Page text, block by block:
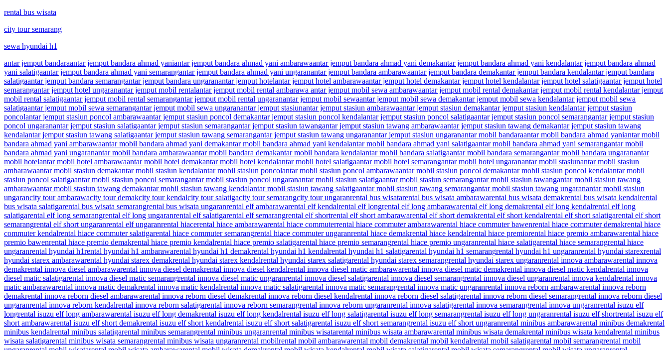
rental bus wisata
city tour semarang
sewa hyundai h1
antar jemput bandaraantar jemput bandara ahmad yaniantar jemput bandara ahmad yani ambarawaantar jemput bandara ahmad yani demakantar jemput bandara ahmad yani kendalantar jemput bandara ahmad
yani salatigaantar jemput bandara ahmad yani semarangantar jemput bandara ahmad yani ungaranantar jemput bandara ambarawaantar jemput bandara demakantar jemput bandara kendalantar jemput bandara
salatigaantar jemput bandara semarangantar jemput bandara ungaranantar jemput hotelantar jemput hotel ambarawaantar jemput hotel demakantar jemput hotel kendalantar jemput hotel salatigaantar jemput hotel
semarangantar jemput hotel ungaranantar jemput mobil rentalantar jemput mobil rental ambarawa antar jemput mobil sewa ambarawaantar jemput mobil rental demakantar jemput mobil rental kendalantar jemput
mobil rental salatigaantar jemput mobil rental semarangantar jemput mobil rental ungaranantar jemput mobil sewaantar jemput mobil sewa demakantar jemput mobil sewa kendalantar jemput mobil sewa
salatigaantar jemput mobil sewa semarangantar jemput mobil sewa ungaranantar jemput stasiunantar jemput stasiun ambarawaantar jemput stasiun demakantar jemput stasiun kendalantar jemput stasiun
poncolantar jemput stasiun poncol ambarawaantar jemput stasiun poncol demakantar jemput stasiun poncol kendalantar jemput stasiun poncol salatigaantar jemput stasiun poncol semarangantar jemput stasiun
poncol ungaranantar jemput stasiun salatigaantar jemput stasiun semarangantar jemput stasiun tawangantar jemput stasiun tawang ambarawaantar jemput stasiun tawang demakantar jemput stasiun tawang
kendalantar jemput stasiun tawang salatigaantar jemput stasiun tawang semarangantar jemput stasiun tawang ungaranantar jemput stasiun ungaranantar mobil bandaraantar mobil bandara ahmad yaniantar mobil
bandara ahmad yani ambarawaantar mobil bandara ahmad yani demakantar mobil bandara ahmad yani kendalantar mobil bandara ahmad yani salatigaantar mobil bandara ahmad yani semarangantar mobil
bandara ahmad yani ungaranantar mobil bandara ambarawaantar mobil bandara demakantar mobil bandara kendalantar mobil bandara salatigaantar mobil bandara semarangantar mobil bandara ungaranantar
mobil hotelantar mobil hotel ambarawaantar mobil hotel demakantar mobil hotel kendalantar mobil hotel salatigaantar mobil hotel semarangantar mobil hotel ungaranantar mobil stasiunantar mobil stasiun
ambarawaantar mobil stasiun demakantar mobil stasiun kendalantar mobil stasiun poncolantar mobil stasiun poncol ambarawaantar mobil stasiun poncol demakantar mobil stasiun poncol kendalantar mobil
stasiun poncol salatigaantar mobil stasiun poncol semarangantar mobil stasiun poncol ungaranantar mobil stasiun salatigaantar mobil stasiun semarangantar mobil stasiun tawangantar mobil stasiun tawang
ambarawaantar mobil stasiun tawang demakantar mobil stasiun tawang kendalantar mobil stasiun tawang salatigaantar mobil stasiun tawang semarangantar mobil stasiun tawang ungaranantar mobil stasiun
ungarancity tour ambarawacity tour demakcity tour kendalcity tour salatigacity tour semarangcity tour ungaranrental bus wisatarental bus wisata ambarawarental bus wisata demakrental bus wisata kendalrental
bus wisata salatigarental bus wisata semarangrental bus wisata ungaranrental elf ambarawarental elf kendalrental elf longrental elf long ambarawarental elf long demakrental elf long kendalrental elf long
salatigarental elf long semarangrental elf long ungaranrental elf salatigarental elf semarangrental elf shortrental elf short ambarawarental elf short demakrental elf short kendalrental elf short salatigarental elf short
semarangrental elf short ungaranrental elf ungaranrental hiacerental hiace ambarawarental hiace commuterrental hiace commuter ambarawarental hiace commuter bawenrental hiace commuter demakrental hiace
commuter kendalrental hiace commuter salatigarental hiace commuter semarangrental hiace commuter ungaranrental hiace demakrental hiace kendalrental hiace premiorental hiace premio ambarawarental hiace
premio bawenrental hiace premio demakrental hiace premio kendalrental hiace premio salatigarental hiace premio semarangrental hiace premio ungaranrental hiace salatigarental hiace semarangrental hiace
ungaranrental hyundai h1rental hyundai h1 ambarawarental hyundai h1 demakrental hyundai h1 kendalrental hyundai h1 salatigarental hyundai h1 semarangrental hyundai h1 ungaranrental hyundai starexrental
hyundai starex ambarawarental hyundai starex demakrental hyundai starex kendalrental hyundai starex salatigarental hyundai starex semarangrental hyundai starex ungaranrental innova ambarawarental innova
demakrental innova diesel ambarawarental innova diesel demakrental innova diesel kendalrental innova diesel matic ambarawarental innova diesel matic demakrental innova diesel matic kendalrental innova
diesel matic salatigarental innova diesel matic semarangrental innova diesel matic ungaranrental innova diesel salatigarental innova diesel semarangrental innova diesel ungaranrental innova kendalrental innova
matic ambarawarental innova matic demakrental innova matic kendalrental innova matic salatigarental innova matic semarangrental innova matic ungaranrental innova reborn ambarawarental innova reborn
demakrental innova reborn diesel ambarawarental innova reborn diesel demakrental innova reborn diesel kendalrental innova reborn diesel salatigarental innova reborn diesel semarangrental innova reborn diesel
ungaranrental innova reborn kendalrental innova reborn salatigarental innova reborn semarangrental innova reborn ungaranrental innova salatigarental innova semarangrental innova ungaranrental isuzu elf
longrental isuzu elf long ambarawarental isuzu elf long demakrental isuzu elf long kendalrental isuzu elf long salatigarental isuzu elf long semarangrental isuzu elf long ungaranrental isuzu elf shortrental isuzu elf
short ambarawarental isuzu elf short demakrental isuzu elf short kendalrental isuzu elf short salatigarental isuzu elf short semarangrental isuzu elf short ungaranrental minibus ambarawarental minibus demakrental
minibus kendalrental minibus salatigarental minibus semarangrental minibus ungaranrental minibus wisatarental minibus wisata ambarawarental minibus wisata demakrental minibus wisata kendalrental minibus
wisata salatigarental minibus wisata semarangrental minibus wisata ungaranrental mobilrental mobil ambarawarental mobil demakrental mobil kendalrental mobil salatigarental mobil semarangrental mobil